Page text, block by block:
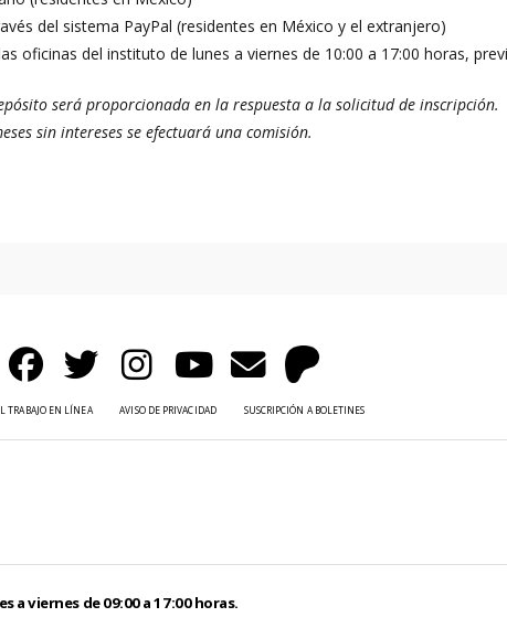
del sistema PayPal (residentes en México y el extranjero)
oficinas del instituto de lunes a viernes de 10:00 a 17:00 horas,
será proporcionada en la respuesta a la solicitud de inscripción.
sin intereses se efectuará una comisión.
TRABAJO EN LÍNEA AVISO DE PRIVACIDAD SUSCRIPCIÓN A BOLETINES
a viernes de 09:00 a 17:00 horas.